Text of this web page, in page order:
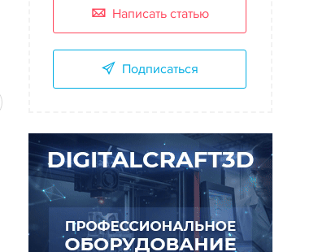
Написать статью
Подписаться